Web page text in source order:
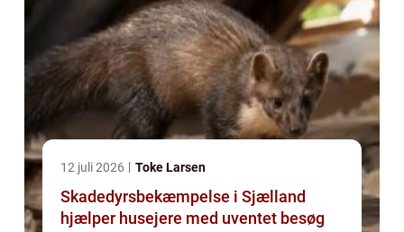
12 juli 2026 Toke Larsen
Skadedyrsbekæmpelse i Sjælland
hjælper husejere med uventet besøg